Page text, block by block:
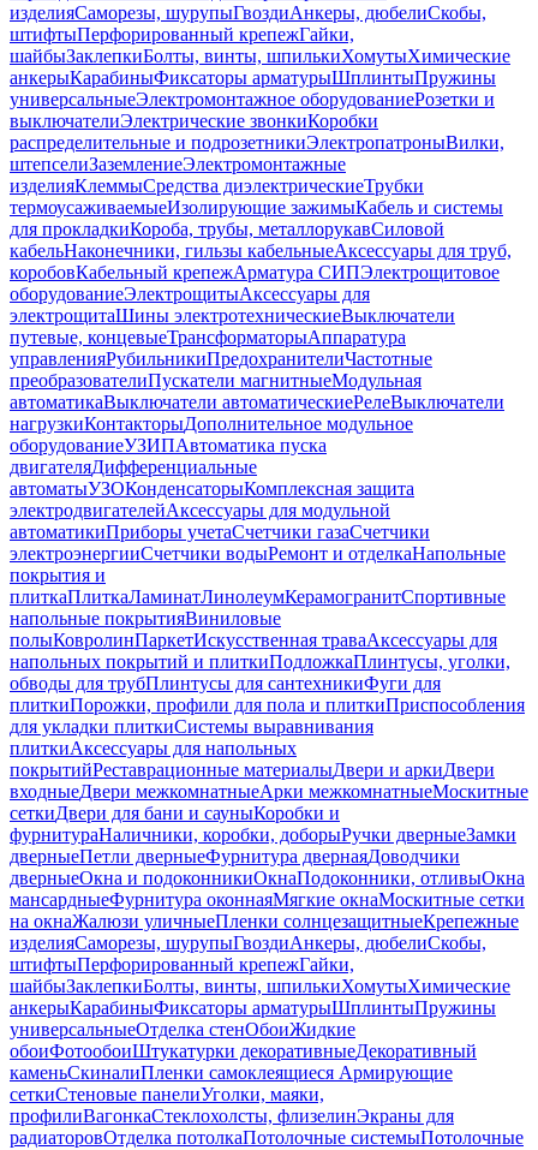
изделияСаморезы, шурупыГвоздиАнкеры, дюбелиСкобы,
штифтыПерфорированный крепежГайки,
шайбыЗаклепкиБолты, винты, шпилькиХомутыХимические
анкерыКарабиныФиксаторы арматурыШплинтыПружины
универсальныеЭлектромонтажное оборудованиеРозетки и
выключателиЭлектрические звонкиКоробки
распределительные и подрозетникиЭлектропатроныВилки,
штепселиЗаземлениеЭлектромонтажные
изделияКлеммыСредства диэлектрическиеТрубки
термоусаживаемыеИзолирующие зажимыКабель и системы
для прокладкиКороба, трубы, металлорукавСиловой
кабельНаконечники, гильзы кабельныеАксессуары для труб,
коробовКабельный крепежАрматура СИПЭлектрощитовое
оборудованиеЭлектрощитыАксессуары для
электрощитаШины электротехническиеВыключатели
путевые, концевыеТрансформаторыАппаратура
управленияРубильникиПредохранителиЧастотные
преобразователиПускатели магнитныеМодульная
автоматикаВыключатели автоматическиеРелеВыключатели
нагрузкиКонтакторыДополнительное модульное
оборудованиеУЗИПАвтоматика пуска
двигателяДифференциальные
автоматыУЗОКонденсаторыКомплексная защита
электродвигателейАксессуары для модульной
автоматикиПриборы учетаСчетчики газаСчетчики
электроэнергииСчетчики водыРемонт и отделкаНапольные
покрытия и
плиткаПлиткаЛаминатЛинолеумКерамогранитСпортивные
напольные покрытияВиниловые
полыКовролинПаркетИскусственная траваАксессуары для
напольных покрытий и плиткиПодложкаПлинтусы, уголки,
обводы для трубПлинтусы для сантехникиФуги для
плиткиПорожки, профили для пола и плиткиПриспособления
для укладки плиткиСистемы выравнивания
плиткиАксессуары для напольных
покрытийРеставрационные материалыДвери и аркиДвери
входныеДвери межкомнатныеАрки межкомнатныеМоскитные
сеткиДвери для бани и сауныКоробки и
фурнитураНаличники, коробки, доборыРучки дверныеЗамки
дверныеПетли дверныеФурнитура двернаяДоводчики
дверныеОкна и подоконникиОкнаПодоконники, отливыОкна
мансардныеФурнитура оконнаяМягкие окнаМоскитные сетки
на окнаЖалюзи уличныеПленки солнцезащитныеКрепежные
изделияСаморезы, шурупыГвоздиАнкеры, дюбелиСкобы,
штифтыПерфорированный крепежГайки,
шайбыЗаклепкиБолты, винты, шпилькиХомутыХимические
анкерыКарабиныФиксаторы арматурыШплинтыПружины
универсальныеОтделка стенОбоиЖидкие
обоиФотообоиШтукатурки декоративныеДекоративный
каменьСкиналиПленки самоклеящиеся Армирующие
сеткиСтеновые панелиУголки, маяки,
профилиВагонкаСтеклохолсты, флизелинЭкраны для
радиаторовОтделка потолкаПотолочные системыПотолочные